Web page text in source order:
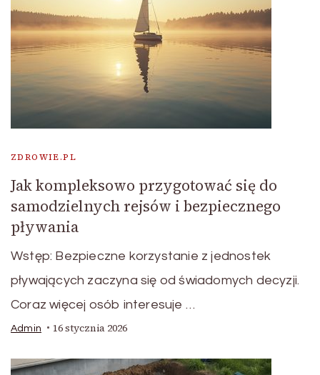
ZDROWIE.PL
Jak kompleksowo przygotować się do
samodzielnych rejsów i bezpiecznego
pływania
Wstęp: Bezpieczne korzystanie z jednostek
pływających zaczyna się od świadomych decyzji.
Coraz więcej osób interesuje …
Admin 16 stycznia 2026